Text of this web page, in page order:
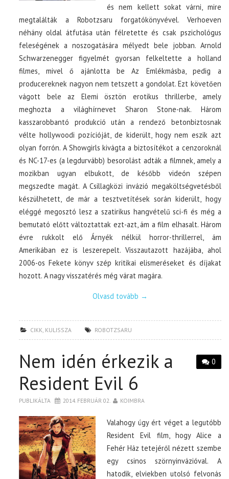
és nem kellett sokat várni, mire
megtalálták a Robotzsaru forgatókönyvével. Verhoeven
néhány oldal átfutása után félretette és csak pszichológus
feleségének a noszogatására mélyedt bele jobban. Arnold
Schwarzenegger figyelmét gyorsan felkeltette a holland
filmes, mivel ő ajánlotta be Az Emlékmásba, pedig a
producereknek nagyon nem tetszett a gondolat. Ezt követően
vágott bele az Elemi ösztön erotikus thrillerbe, amely
meghozta a világhírnevet Sharon Stone-nak. Három
kasszarobbantó produkció után a rendező betonbiztosnak
vélte hollywoodi pozícióját, de kiderült, hogy nem eszik azt
olyan forrón. A Showgirls kivágta a biztosítékot a cenzoroknál
és NC-17-es (a legdurvább) besorolást adták a filmnek, amely a
mozikban ugyan elbukott, de később videón szépen
megszedte magát. A Csillagközi invázió megaköltségvetésből
készülhetett, de már a tesztvetítések során kiderült, hogy
eléggé megosztó lesz a szatirikus hangvételű sci-fi és még a
bemutató előtt változtattak ezt-azt, ám a film elhasalt. Három
évre rukkolt elő Árnyék nélkül horror-thrillerrel, ám
Amerikában ez is leszerepelt. Visszautazott hazájába, ahol
2006-os Fekete könyv szép kritikai elismeréseket és díjakat
hozott. A nagy visszatérés még várat magára.
Olvasd tovább →
CIKK, KULISSZA ROBOTZSARU
0
Nem idén érkezik a
Resident Evil 6
PUBLIKÁLTA 2014. FEBRUÁR 02. KOIMBRA
Valahogy úgy ért véget a legutóbb
Resident Evil film, hogy Alice a
Fehér Ház tetejéről nézett szembe
egy csinos szörnyinvázióval. A
hatodik, elviekben utolsó felvonás